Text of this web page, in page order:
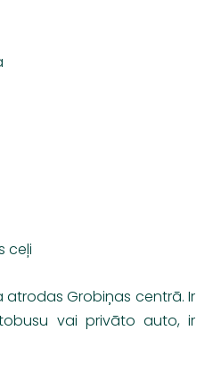
ceļi
atrodas Grobiņas centrā. Ir
vai privāto auto, ir